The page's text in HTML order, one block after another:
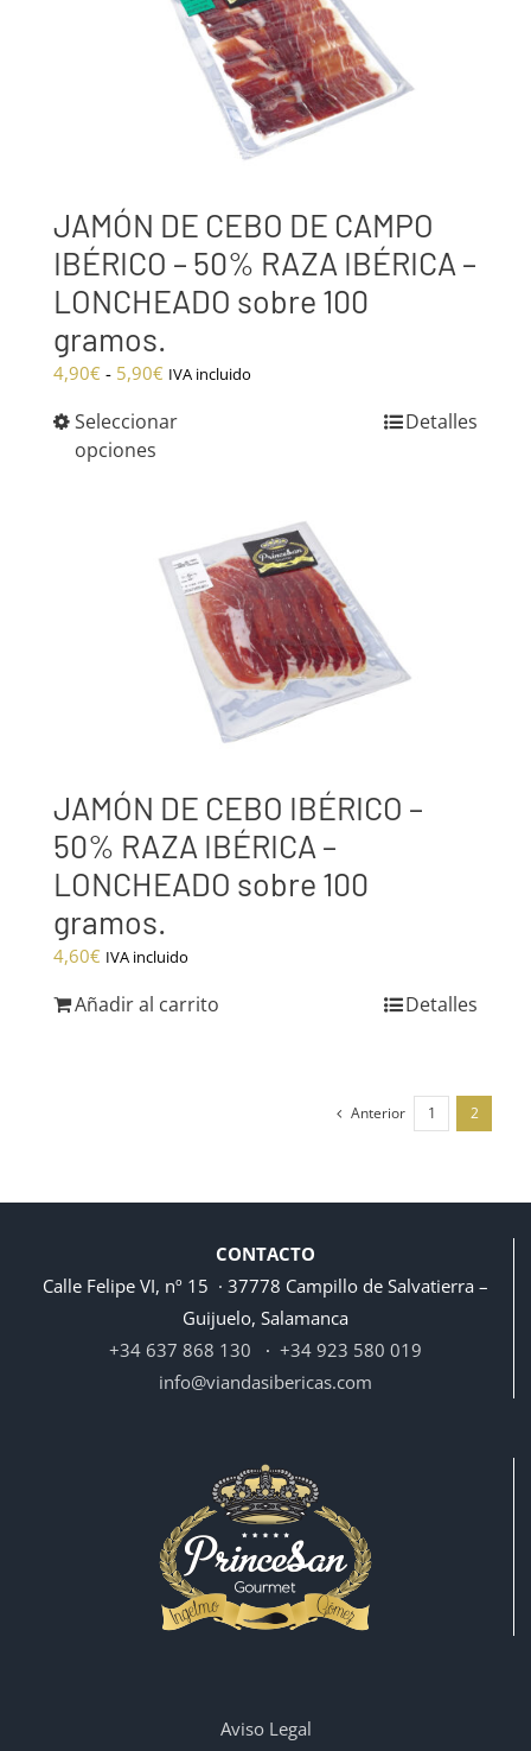
JAMÓN DE CEBO DE CAMPO
IBÉRICO – 50% RAZA IBÉRICA –
LONCHEADO sobre 100
gramos.
4,90€ - 5,90€ Rango
precios:
5,90€
IVA incluido
Seleccionar
opciones
Detalles
JAMÓN DE CEBO IBÉRICO –
50% RAZA IBÉRICA –
LONCHEADO sobre 100
gramos.
4,60€ IVA incluido
Añadir al carrito Detalles
Anterior 1 2
CONTACTO
Calle Felipe VI, nº 15 · 37778 Campillo de Salvatierra –
Guijuelo, Salamanca
+34 637 868 130 · +34 923 580 019
info@viandasibericas.com
Aviso Legal